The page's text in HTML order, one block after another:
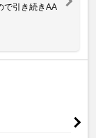
で引き続きAA